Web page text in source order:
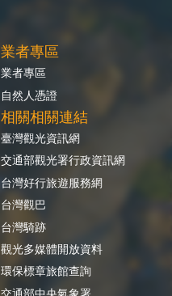
業者專區
業者專區
自然人憑證
相關相關連結
臺灣觀光資訊網
交通部觀光署行政資訊網
台灣好行旅遊服務網
台灣觀巴
台灣騎跡
觀光多媒體開放資料
環保標章旅館查詢
交通部中央氣象署